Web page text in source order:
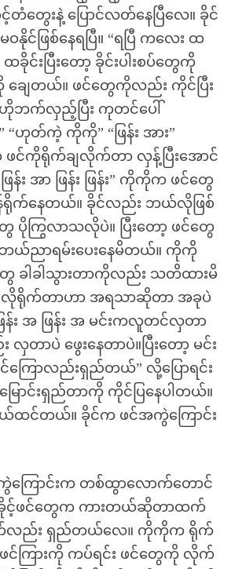
င့်တံတွေးနဲ့ ပြောင်လတ်နေပြီလေ။ ခိုင်
င်ဖြစ်နေရပြီ။ “ရပြီ ကလေး ထ
င်းပြီးတော့ ခိုင်းပါးစပ်တွေကို
ျေတယ်။ ဖင်တွေကိုလည်း ကိုင်ပြီး
ဟိုဘက်လှည့်ပြီး ကုတင်ပေါ်
တ်ကဲ့ ကိုကို” “ဖြန်း အား”
ကိုရိုက်ချလိုက်တာ လှန့်ပြီးအောင်
ြန်း အာ ဖြန်း ဖြန်း” ကိုကိုက ဖင်တွေ
ရိုက်နေတယ်။ ခိုင်လည်း ဘယ်လိုဖြစ်
ပိုကြွလာသလိုပဲ။ ပြီးတော့ ဖင်တွေ
ယ်ညာရမ်းပေးနေမိတယ်။ ကိုကို
ခါခါသွားတာကိုလည်း သတိထားမိ
လိုရိုက်တာဟာ အရသာဆိုတာ အခုပဲ
န်း အ ဖြန်း အ မင်းကလူတင်လှတာ
ာပဲ ဖွေးနေတာပဲ။ပြီးတော့ မင်း
ကြောလည်းရှည်တယ်” လို့ပြောရင်း
ောင်းရှည်တာကို ကိုင်ပြနေပါတယ်။
င်တယ်။ ခိုင်က ဖင်အကွဲကြောင်း
ောင်းက တစ်ထွာလောက်တောင်
င့်ဖင်တွေက ကားတယ်ဆိုတာထက်
ည်း ရှည်တယ်လေ။ ကိုကိုက ရိုက်
ဖင်ကြားကို ကပ်ရင်း ဖင်တွေကို လိုက်